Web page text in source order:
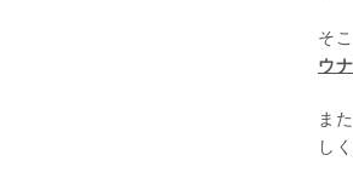
そ
ウ
ま
し